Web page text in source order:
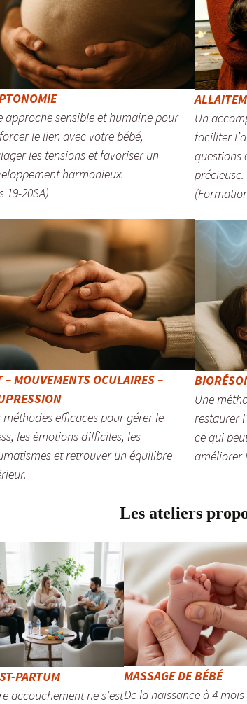
approche sensible et humaine pour
le lien avec votre bébé,
les tensions et favoriser un
harmonieux.
19-20SA)
– MOUVEMENTS OCULAIRES –
méthodes efficaces pour gérer le
les émotions difficiles, les
et retrouver un équilibre
Un
faciliter
questions
précieuse.
Une
restaurer
ce qui
améliorer
Les ateliers
PARTUM
accouchement ne s’est
MASSAGE DE BÉBÉ
De la naissance à 4 mois